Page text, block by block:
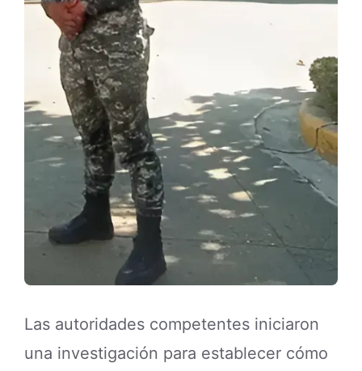
Las autoridades competentes iniciaron
una investigación para establecer cómo